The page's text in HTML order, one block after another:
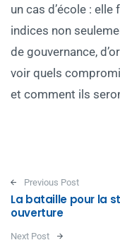
un cas d’école : elle
indices non
de gouvernance,
voir quels
et comment ils
Post navigation
Previous Post
La bataille pour la
ouverture
Next Post